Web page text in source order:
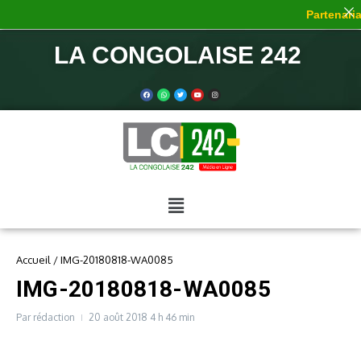
LA CONGOLAISE 242
Accueil /IMG-20180818-WA0085
IMG-20180818-WA0085
Par rédaction 20 août 2018 4 h 46 min